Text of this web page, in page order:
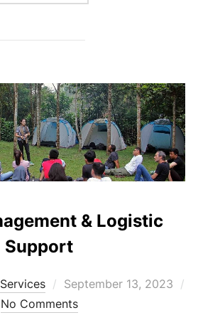
& Logistic
Support
Services
Posted
on
September 13, 2023
No Comments